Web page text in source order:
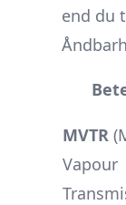
end du
MVTR
Vapour